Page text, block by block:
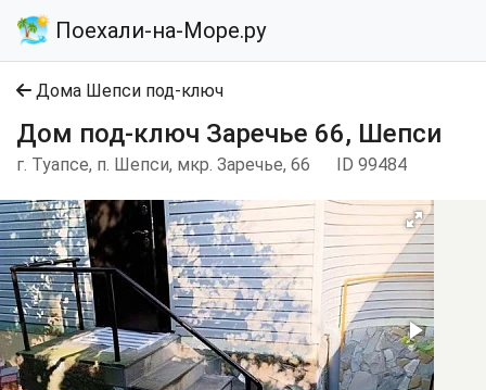
Поехали-на-Море.ру
Дома Шепси под-ключ
Дом под-ключ Заречье 66, Шепси
г. Туапсе, п. Шепси, мкр. Заречье, 66 ID 99484